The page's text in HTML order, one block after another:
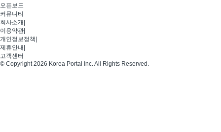
오픈보드
커뮤니티
회사소개
이용약관
개인정보정책
제휴안내
고객센터
© Copyright 2026 Korea Portal Inc. All Rights Reserved.